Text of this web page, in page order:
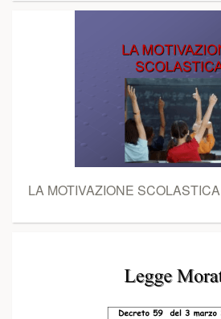
LA MOTIVAZIONE SCOLASTICA